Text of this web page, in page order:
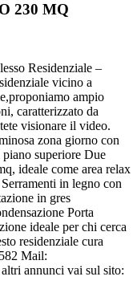
230 MQ
Residenziale –
vicino a
ampio
caratterizzato da
visionare il video.
zona giorno con
piano superiore Due
ideale come area relax
in legno con
in gres
Porta
ideale per chi cerca
residenziale cura
Mail:
annunci vai sul sito: